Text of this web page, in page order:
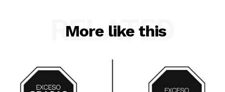
More like this
RELATED